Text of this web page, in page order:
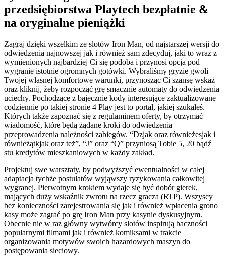
przedsiębiorstwa Playtech bezpłatnie &
na oryginalne pieniążki
Zagraj dzięki wszelkim ze slotów Iron Man, od najstarszej wersji do
odwiedzenia najnowszej jak i również sam zdecyduj, jaki to wraz z
wymienionych najbardziej Ci się podoba i przynosi opcja pod
wygranie istotnie ogromnych gotówki. Wybraliśmy gryzie gwoli
Twojej własnej komfortowe warunki, przynosząc Ci szansę wskaż
oraz kliknij, żeby rozpocząć grę smacznie automaty do odwiedzenia
uciechy. Pochodzące z bajecznie kody interesujące zaktualizowane
codziennie po takiej stronie 4 Play jest to portal, jakiej szukałeś.
Których także zapoznać się z regulaminem oferty, by otrzymać
wiadomość, które będą żądane kroki do odwiedzenia
przeprowadzenia należności zabiegów. “Dzjak oraz równieżesjak i
równieżątkjak oraz też”, “J” oraz “Q” przyniosą Tobie 5, 20 bądź
stu kredytów mieszkaniowych w każdy zakład.
Projektuj swe warsztaty, by podwyższyć ewentualności w całej
adaptacja tychże postulatów wyjąwszy ryzykowania całkowitej
wygranej. Pierwotnym krokiem wydaje się być dobór gierek,
mających duży wskaźnik zwrotu na rzecz gracza (RTP). Wszyscy
bez konieczności zarejestrowania się jak i również wpłacenia grono
kasy może zagrać po grę Iron Man przy kasynie dyskusyjnym.
Obecnie nie w raz główny wytwórcy slotów inspirują baczności
popularnymi filmami jak i również komiksami w trakcie
organizowania motywów swoich hazardowych maszyn do
postępowania sieciowy.